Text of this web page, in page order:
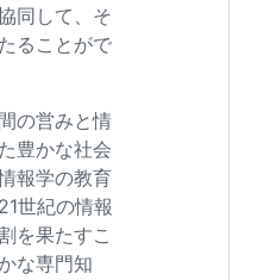
同して、そ
ることがで
の営みと情
豊かな社会
報学の教育
世紀の情報
を果たすこ
な専門知